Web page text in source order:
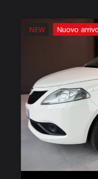
NEW Nuovo arrivo: